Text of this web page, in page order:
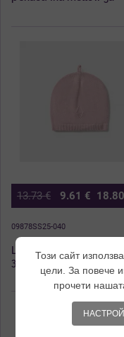
13.73€ 9.61 € 18.80
09878SS25-040
Шапка трико в розов
за новородено момиче
Майорал
Този сайт
цели. За повече
прочети